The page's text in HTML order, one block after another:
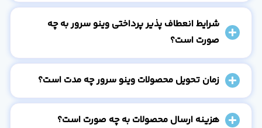
شرایط انعطاف پذیر پرداختی وینو سرور به چه
صورت است؟
زمان تحویل محصولات وینو سرور چه مدت است؟
هزینه ارسال محصولات به چه صورت است؟